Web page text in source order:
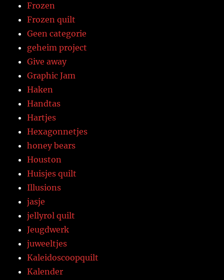
Frozen
Frozen quilt
Geen categorie
geheim project
Give away
Graphic Jam
Haken
Handtas
Hartjes
Hexagonnetjes
honey bears
Houston
Huisjes quilt
Illusions
jasje
jellyrol quilt
Jeugdwerk
juweeltjes
Kaleidoscoopquilt
Kalender